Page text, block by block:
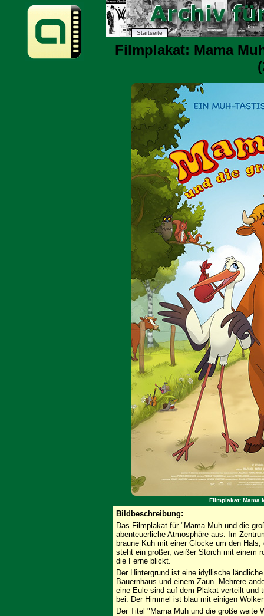
Startseite
Filmplakat: Mama
Filmplakat: Mama
Bildbeschreibung:
Das Filmplakat für "Mama Muh und die
abenteuerliche Atmosphäre aus. Im
braune Kuh mit einer Glocke um den
steht ein großer, weißer Storch mit einem
die Ferne blickt.
Der Hintergrund ist eine idyllische
Bauernhaus und einem Zaun. Mehrere
eine Eule sind auf dem Plakat verteilt und
bei. Der Himmel ist blau mit einigen
Der Titel "Mama Muh und die große weite